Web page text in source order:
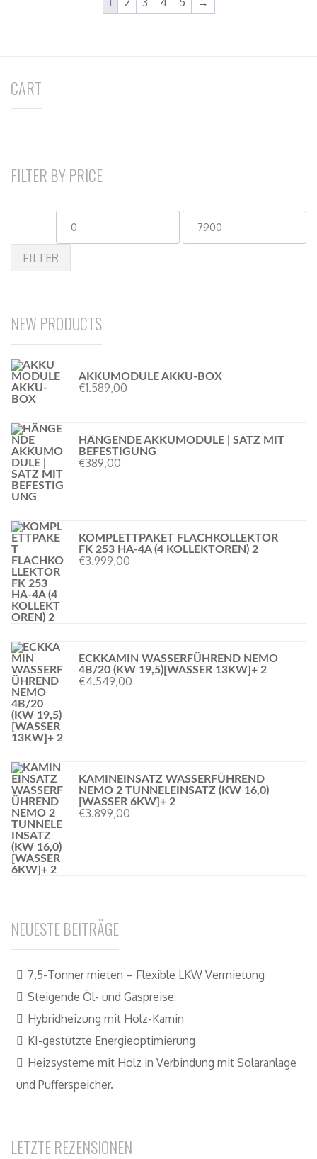
CART
FILTER BY PRICE
FILTER
NEW PRODUCTS
AKKUMODULE AKKU-BOX
€1.589,00
HÄNGENDE AKKUMODULE | SATZ MIT
BEFESTIGUNG
€389,00
KOMPLETTPAKET FLACHKOLLEKTOR
FK 253 HA-4A (4 KOLLEKTOREN) 2
€3.999,00
ECKKAMIN WASSERFÜHREND NEMO
4B/20 (KW 19,5)[WASSER 13KW]+ 2
€4.549,00
KAMINEINSATZ WASSERFÜHREND
NEMO 2 TUNNELEINSATZ (KW 16,0)
[WASSER 6KW]+ 2
€3.899,00
NEUESTE BEITRÄGE
7,5-Tonner mieten – Flexible LKW Vermietung
Steigende Öl- und Gaspreise:
Hybridheizung mit Holz-Kamin
KI-gestützte Energieoptimierung
Heizsysteme mit Holz in Verbindung mit Solaranlage
und Pufferspeicher.
LETZTE REZENSIONEN